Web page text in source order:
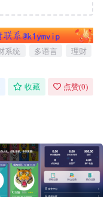
系统 多语言
理财
收藏 点赞(0)